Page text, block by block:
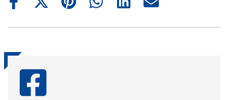
Share
Share
(Twitter)
Share
Share
Share
Share